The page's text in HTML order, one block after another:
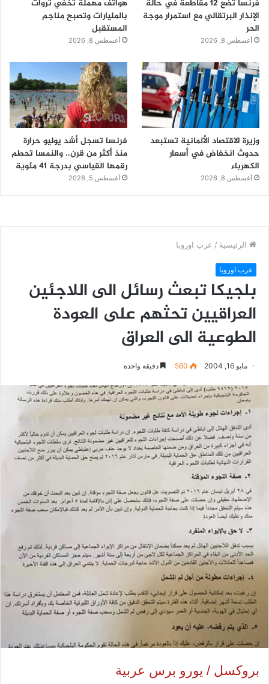
فرنسا تضع 12 مقاطعة في حالة
الإنذار البرتقالي مع استمرار موجة
الحر
أغسطس 8, 2026
هواتف مهملة تخفي ثروات
بالمليارات وتصبح مناجم
المستقبل
أغسطس 8, 2026
وزيرة الاقتصاد الألمانية تستبعد
حدوث انخفاض في أسعار
الكهرباء
أغسطس 8, 2026
فرنسا تسجل أشد يوليو حرارة
منذ أكثر من قرن.. والنمسا تحطم
رقمها القياسي بدرجة 41 مئوية
أغسطس 5, 2026